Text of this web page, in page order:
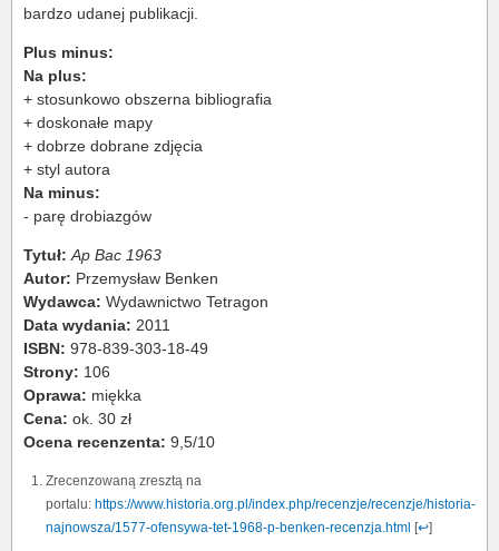
bardzo udanej publikacji.
Plus minus:
Na plus:
+ stosunkowo obszerna bibliografia
+ doskonałe mapy
+ dobrze dobrane zdjęcia
+ styl autora
Na minus:
- parę drobiazgów
Tytuł: Ap Bac 1963
Autor: Przemysław Benken
Wydawca: Wydawnictwo Tetragon
Data wydania: 2011
ISBN: 978-839-303-18-49
Strony: 106
Oprawa: miękka
Cena: ok. 30 zł
Ocena recenzenta: 9,5/10
Zrecenzowaną zresztą na
portalu: https://www.historia.org.pl/index.php/recenzje/recenzje/historia-
najnowsza/1577-ofensywa-tet-1968-p-benken-recenzja.html [↩]